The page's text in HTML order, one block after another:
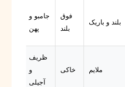
بلند و باریک
فوق
بلند
جامبو و
پهن
ملایم خاکی
ظریف
و
آجیلی